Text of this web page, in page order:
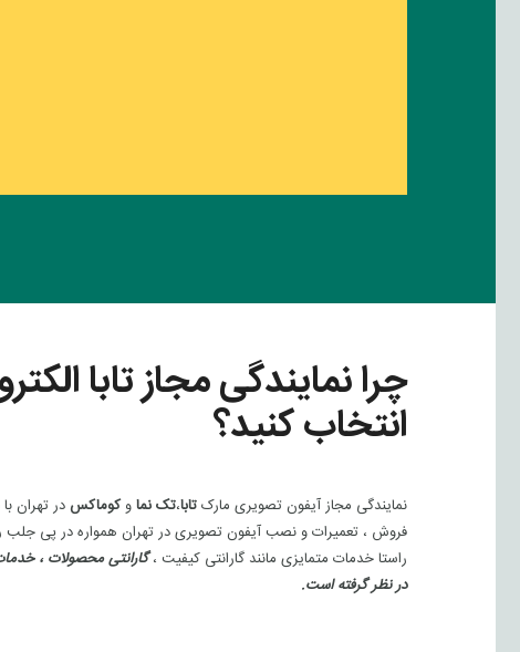
چرا نمایندگی مجاز تابا
انتخاب کنید؟
نمایندگی مجاز آیفون تصویری مارکتابا،تک نماوکوماکس
فروش ، تعمیرات و نصب آیفون تصویری در تهران همواره در پی جلب
راستا خدمات متمایزی مانند گارانتی کیفیت ،گارانتی محصولات ،
در نظر گرفته است.